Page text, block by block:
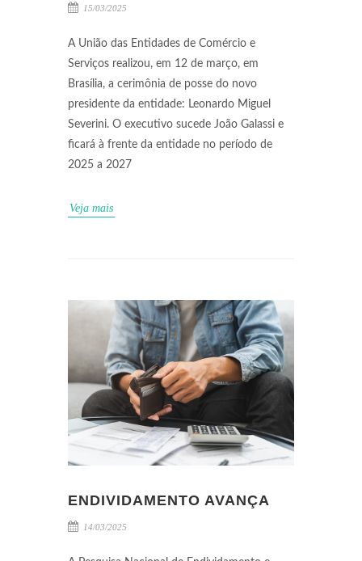
15/03/2025
A União das Entidades de Comércio e
Serviços realizou, em 12 de março, em
Brasília, a cerimônia de posse do novo
presidente da entidade: Leonardo Miguel
Severini. O executivo sucede João Galassi e
ficará à frente da entidade no período de
2025 a 2027
Veja mais
ENDIVIDAMENTO AVANÇA
14/03/2025